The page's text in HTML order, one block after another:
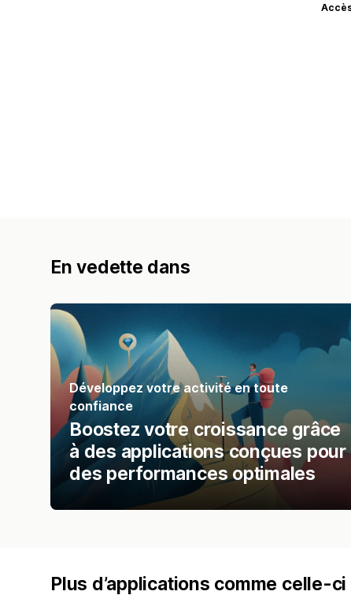
En vedette dans
Développez votre activité en toute
confiance
Boostez votre croissance grâce
à des applications conçues pour
des performances optimales
Plus d’applications comme celle-ci